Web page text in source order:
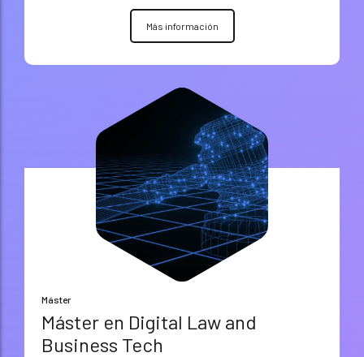
Más información
Máster
Máster en Digital Law and
Business Tech